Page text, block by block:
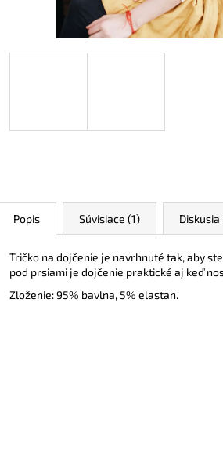
Popis Súvisiace (1) Diskusia
Tričko na dojčenie je navrhnuté tak, aby
pod prsiami je dojčenie praktické aj keď
Zloženie: 95% bavlna, 5% elastan.
ZAVINOVACÍ NOSIČSKÝ A TEHOTENSKÝ